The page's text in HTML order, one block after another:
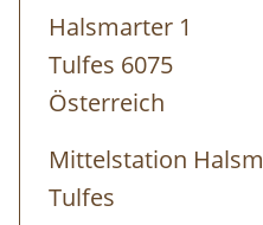
Halsmarter 1
Tulfes 6075
Österreich
Mittelstation
Tulfes